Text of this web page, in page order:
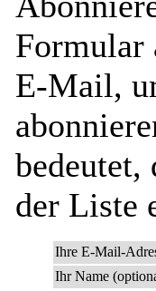
Formular
E-Mail,
der Liste
Ihre E-Mail-
Ihr Name